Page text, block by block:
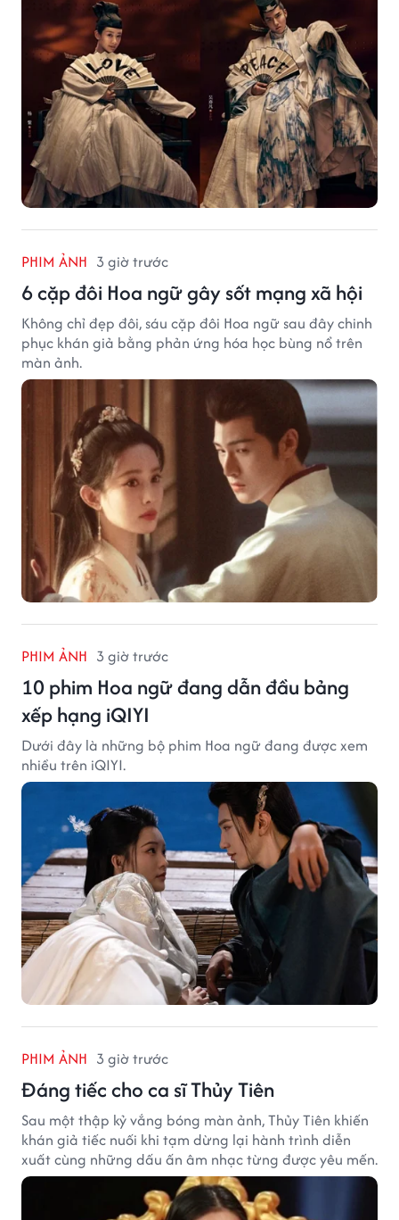
PHIM ẢNH 3 giờ trước
6 cặp đôi Hoa ngữ gây sốt mạng xã hội
Không chỉ đẹp đôi, sáu cặp đôi Hoa ngữ sau đây chinh
phục khán giả bằng phản ứng hóa học bùng nổ trên
màn ảnh.
PHIM ẢNH 3 giờ trước
10 phim Hoa ngữ đang dẫn đầu bảng
xếp hạng iQIYI
Dưới đây là những bộ phim Hoa ngữ đang được xem
nhiều trên iQIYI.
PHIM ẢNH 3 giờ trước
Đáng tiếc cho ca sĩ Thủy Tiên
Sau một thập kỷ vắng bóng màn ảnh, Thủy Tiên khiến
khán giả tiếc nuối khi tạm dừng lại hành trình diễn
xuất cùng những dấu ấn âm nhạc từng được yêu mến.